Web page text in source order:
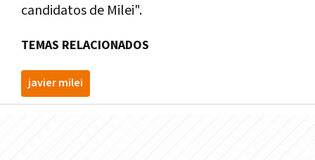
candidatos de Milei".
TEMAS RELACIONADOS
javier milei